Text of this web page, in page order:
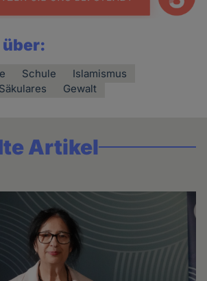
über:
Schule
Islamismus
Säkulares Gewalt
Artikel